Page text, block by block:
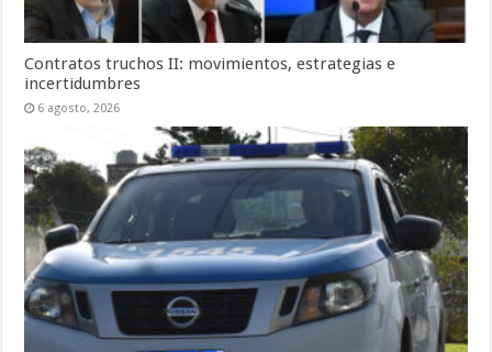
Contratos truchos II: movimientos, estrategias e
incertidumbres
6 agosto, 2026